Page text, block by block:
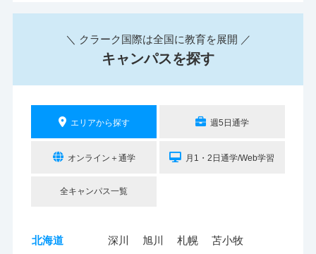
＼ クラーク国際は全国に教育を展開 ／
キャンパスを探す
エリアから探す 週5日通学
オンライン＋通学 月1・2日通学/Web学習
全キャンパス一覧
北海道 深川 旭川 札幌 苫小牧